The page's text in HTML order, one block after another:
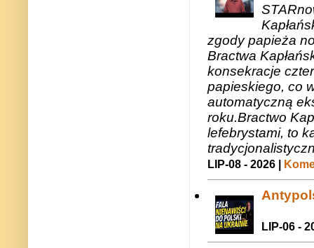
zgody papieża
Bractwa
konsekracje
papieskiego, co
automatyczną
roku.Bractwo
lefebrystami, to
LIP-08 - 2026 |
LIP-06 -